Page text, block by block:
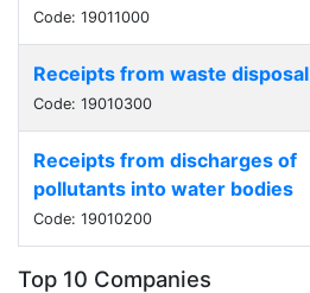
Code: 19011000
Receipts from waste disposal
Code: 19010300
Receipts from discharges of
pollutants into water bodies
Code: 19010200
Top 10 Companies